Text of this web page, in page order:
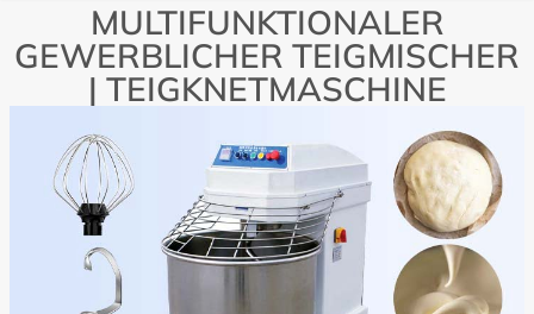
MULTIFUNKTIONALER
GEWERBLICHER TEIGMISCHER
| TEIGKNETMASCHINE